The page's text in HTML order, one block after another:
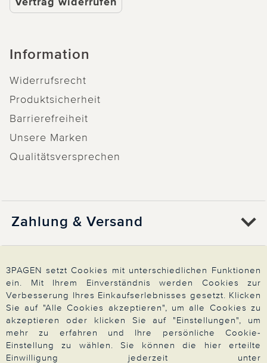
Information
Widerrufsrecht
Produktsicherheit
Barrierefreiheit
Unsere Marken
Qualitätsversprechen
Zahlung & Versand
Über 3PAGEN
Wir beraten Sie gern
Impressum Datenschutz
3PAGEN setzt Cookies mit unterschiedlichen Funktionen
ein. Mit Ihrem Einverständnis werden Cookies zur
Verbesserung Ihres Einkaufserlebnisses gesetzt. Klicken
Sie auf "Alle Cookies akzeptieren", um alle Cookies zu
akzeptieren oder klicken Sie auf "Einstellungen", um
mehr zu erfahren und Ihre persönliche Cookie-
Einstellung zu wählen. Sie können die hier erteilte
Einwilligung jederzeit unter